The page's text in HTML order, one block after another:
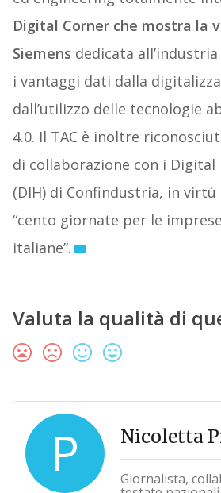
Digital Corner che mostra la
Siemens dedicata
i vantaggi dati dalla
dall’utilizzo delle tecnologie
4.0. Il TAC è inoltre
di collaborazione con i Digital
(DIH) di Confindustria, in virtù
“cento giornate per le
italiane”.
Valuta la qualità di
P Nicoletta
Giornalista,